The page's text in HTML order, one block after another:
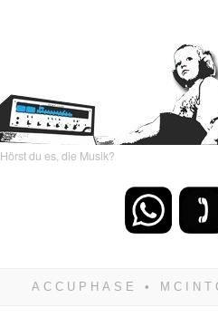
Hörst du es, die Musik?
zwangsläufig siegen!